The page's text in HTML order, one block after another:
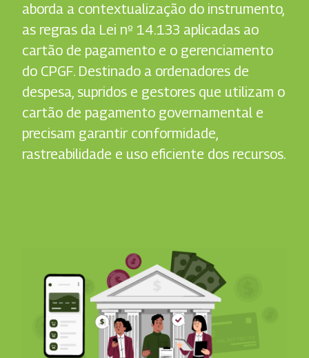
aborda a contextualização do instrumento,
as regras da Lei nº 14.133 aplicadas ao
cartão de pagamento e o gerenciamento
do CPGF. Destinado a ordenadores de
despesa, supridos e gestores que utilizam o
cartão de pagamento governamental e
precisam garantir conformidade,
rastreabilidade e uso eficiente dos recursos.